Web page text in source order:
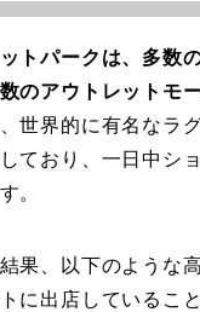
トパークは、多数
のアウトレットモー
世界的に有名なラ
ており、一日中シ
。
果、以下のような
に出店しているこ